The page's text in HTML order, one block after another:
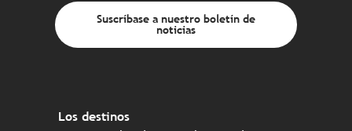
Suscríbase a nuestro boletín de
noticias
Los destinos